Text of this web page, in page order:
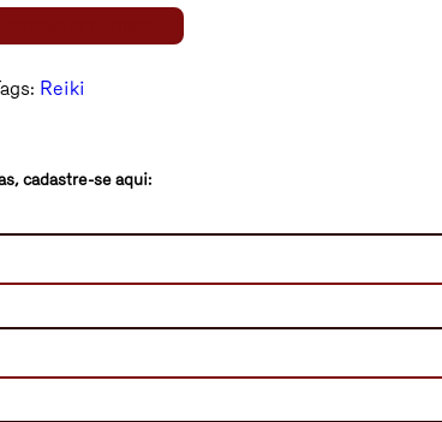
Reiki
cadastre-se aqui: